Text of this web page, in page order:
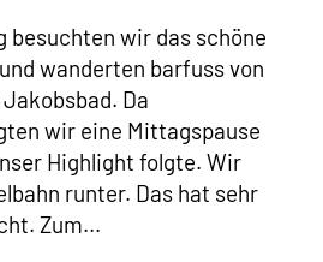
besuchten wir das schöne
wanderten barfuss von
Da
wir eine Mittagspause
Highlight folgte. Wir
runter. Das hat sehr
Zum...